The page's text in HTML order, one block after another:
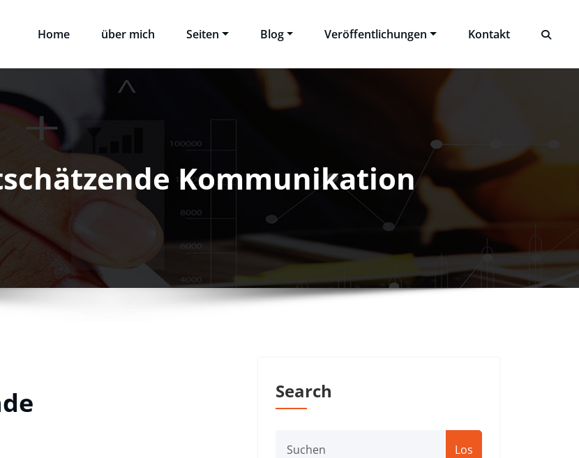
Home über mich Seiten Blog Veröffentlichungen Kontakt
Kommunikation
Search
Los